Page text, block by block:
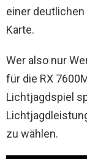
einer
Karte.
Wer also nur
für die RX
Lichtjagdspiel
zu wählen.